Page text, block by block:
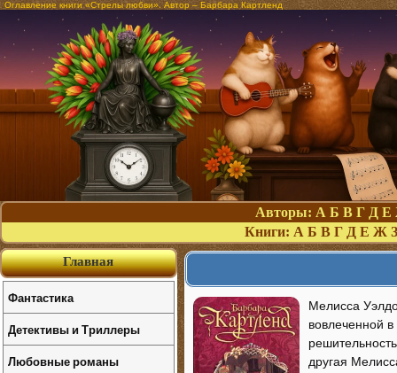
Оглавление книги «Стрелы любви». Автор – Барбара Картленд
Авторы: А Б В Г Д Е
Книги: А Б В Г Д Е Ж З
Мелисса
вовлеченной
другая
Главная
Фантастика
Детективы и Триллеры
Любовные романы